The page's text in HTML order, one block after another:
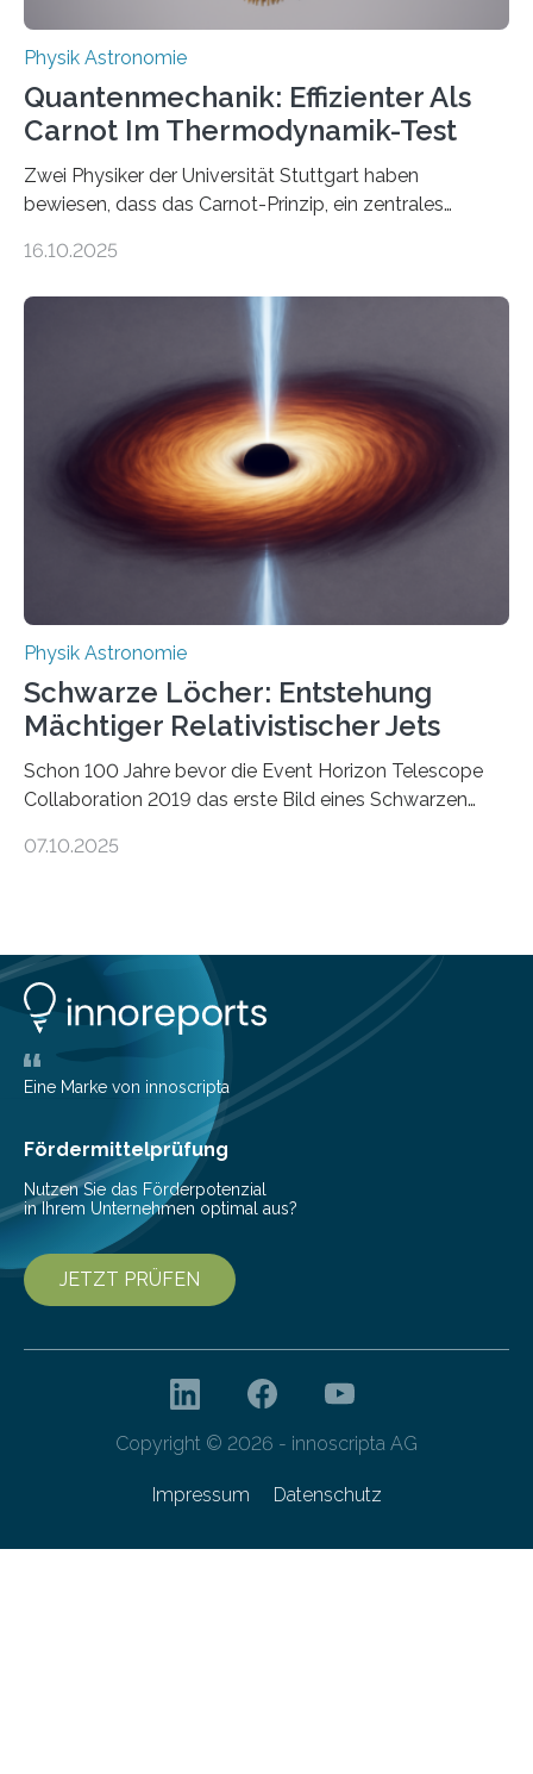
Physik Astronomie
Quantenmechanik: Effizienter Als
Carnot Im Thermodynamik-Test
Zwei Physiker der Universität Stuttgart haben
bewiesen, dass das Carnot-Prinzip, ein zentrales
Größenordnung von Atomen gilt, deren physikalische
Quantenmotoren voranbringen. Das
Wissenschaftsjournal Science Advances veröffentlichte
die Herleitung. (DOI: 10.1126/sciadv.adw8462)
Verbrennungsmotoren oder Dampfturbinen sind
Wärmekraftmaschinen: Sie wandeln thermische
Energie in mechanische Bewegung um – oder anders
ausgedrückt, Wärme in Bewegung. In
quantenmechanischen Experimenten ist es in den…
16.10.2025
Physik Astronomie
Schwarze Löcher: Entstehung
Mächtiger Relativistischer Jets
Schon 100 Jahre bevor die Event Horizon Telescope
Collaboration 2019 das erste Bild eines Schwarzen
hatte der Astronom Heber Curtis einen seltsamen
werden auch von anderen Schwarzen Löchern
ausgeschickt. Theoretische Astrophysiker der Goethe-
Universität haben jetzt einen numerischen Code
entwickelt, mit dem sie mathematisch hoch präzise
beschreiben…
07.10.2025
Eine Marke von innoscripta
Fördermittelprüfung
Nutzen Sie das Förderpotenzial
in Ihrem Unternehmen optimal aus?
JETZT PRÜFEN
Copyright © 2026 - innoscripta AG
Impressum Datenschutz